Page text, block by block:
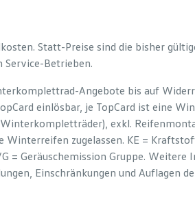
Statt-Preise sind die bisher
Betrieben.
Angebote bis auf
einlösbar, je TopCard ist eine
exkl.
zugelassen. KE =
= Geräuschemission Gruppe.
Einschränkungen und Auflagen